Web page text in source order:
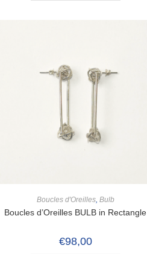
Boucles d'Oreilles, Bulb
Boucles d’Oreilles BULB in Rectangle
€98,00